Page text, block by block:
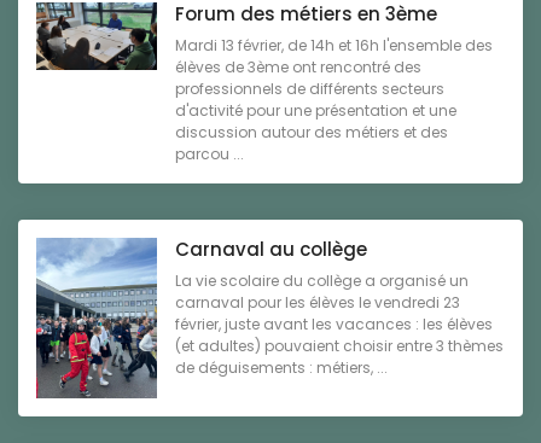
Forum des métiers en 3ème
Mardi 13 février, de 14h et 16h l'ensemble des
élèves de 3ème ont rencontré des
professionnels de différents secteurs
d'activité pour une présentation et une
discussion autour des métiers et des
parcou ...
Carnaval au collège
La vie scolaire du collège a organisé un
carnaval pour les élèves le vendredi 23
février, juste avant les vacances : les élèves
(et adultes) pouvaient choisir entre 3 thèmes
de déguisements : métiers, ...